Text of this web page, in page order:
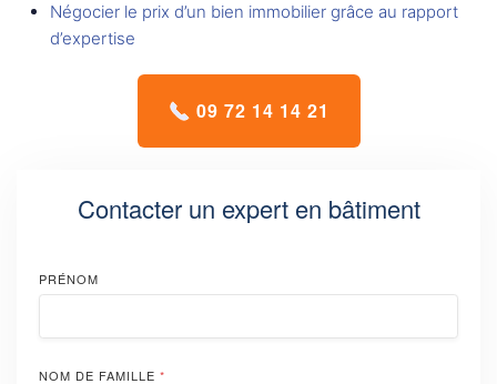
Négocier le prix d’un bien immobilier grâce au rapport
d’expertise
09 72 14 14 21
Contacter un expert en bâtiment
PRÉNOM
NOM DE FAMILLE *